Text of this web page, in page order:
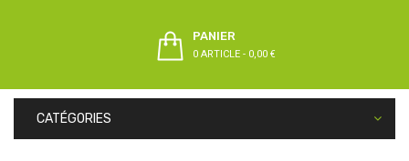
PANIER
0 ARTICLE - 0,00 €
CATÉGORIES